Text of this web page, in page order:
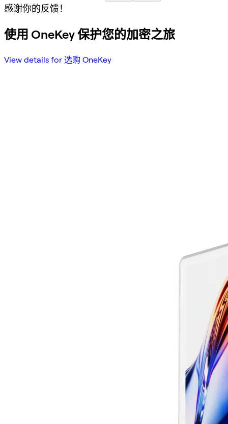
感谢你的反馈！
使用 OneKey 保护您的加密之旅
View details for 选购 OneKey